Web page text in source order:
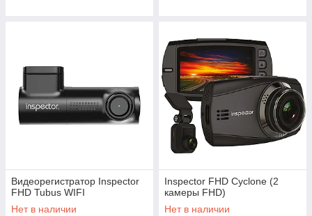
Видеорегистратор Inspector
FHD Tubus WIFI
Нет в наличии
Inspector FHD Cyclone (2
камеры FHD)
Нет в наличии